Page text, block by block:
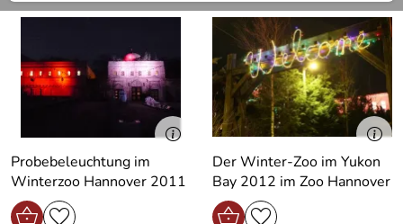
Probebeleuchtung im
Winterzoo Hannover 2011
Der Winter-Zoo im Yukon
Bay 2012 im Zoo Hannover